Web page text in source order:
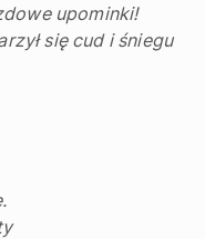
upominki!
się cud i śniegu